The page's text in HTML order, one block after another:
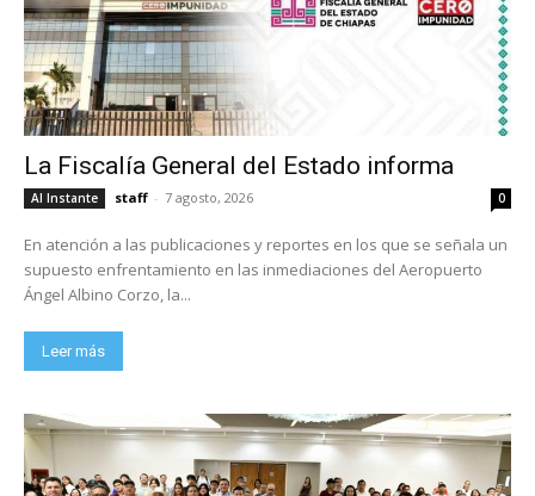
La Fiscalía General del Estado informa
Al Instante staff - 7 agosto, 2026 0
En atención a las publicaciones y reportes en los que se señala un
supuesto enfrentamiento en las inmediaciones del Aeropuerto
Ángel Albino Corzo, la...
Leer más